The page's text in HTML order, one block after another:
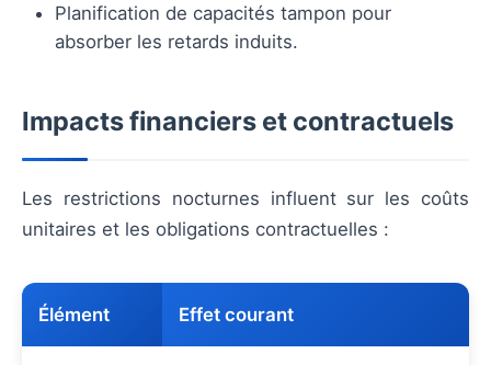
Planification de capacités tampon pour
absorber les retards induits.
Impacts financiers et contractuels
Les restrictions nocturnes influent sur les coûts
unitaires et les obligations contractuelles :
Élément Effet courant